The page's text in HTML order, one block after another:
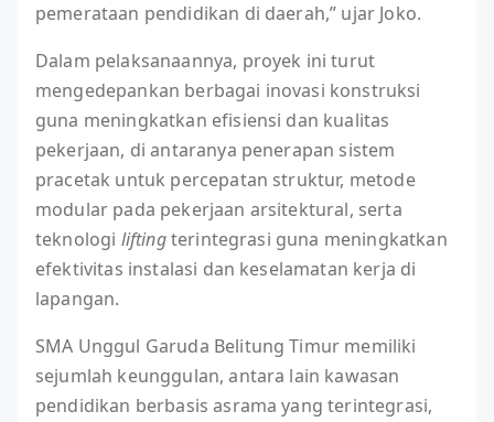
pemerataan pendidikan di daerah,” ujar Joko.
Dalam pelaksanaannya, proyek ini turut
mengedepankan berbagai inovasi konstruksi
guna meningkatkan efisiensi dan kualitas
pekerjaan, di antaranya penerapan sistem
pracetak untuk percepatan struktur, metode
modular pada pekerjaan arsitektural, serta
teknologi liftingterintegrasi guna meningkatkan
efektivitas instalasi dan keselamatan kerja di
lapangan.
SMA Unggul Garuda Belitung Timur memiliki
sejumlah keunggulan, antara lain kawasan
pendidikan berbasis asrama yang terintegrasi,